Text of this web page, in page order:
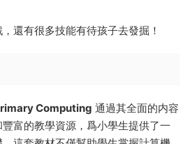
還有很多技能有待孩子去發掘！
Computing 通過其全面的内容
富的教學資源，爲小學生提供了一